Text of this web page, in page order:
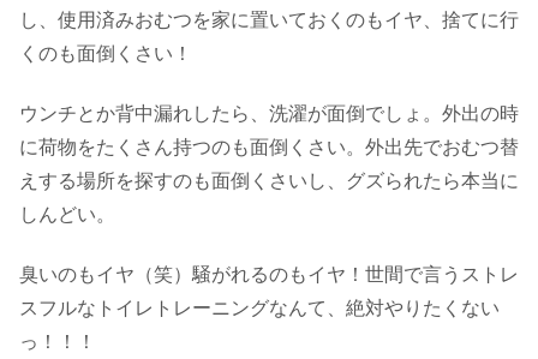
し、使用済みおむつを家に置いておくのもイヤ、捨てに行
くのも面倒くさい！
ウンチとか背中漏れしたら、洗濯が面倒でしょ。外出の時
に荷物をたくさん持つのも面倒くさい。外出先でおむつ替
えする場所を探すのも面倒くさいし、グズられたら本当に
しんどい。
臭いのもイヤ（笑）騒がれるのもイヤ！世間で言うストレ
スフルなトイレトレーニングなんて、絶対やりたくない
っ！！！